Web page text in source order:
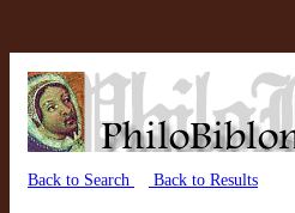
Back to Search Back to Results